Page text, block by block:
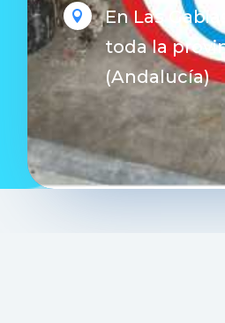

En Las
toda la
(Andalucía)